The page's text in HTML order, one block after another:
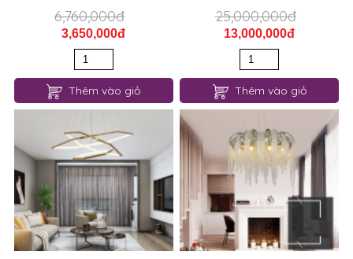
6,760,000đ
3,650,000đ
Thêm vào giỏ
25,000,000đ
13,000,000đ
Thêm vào giỏ